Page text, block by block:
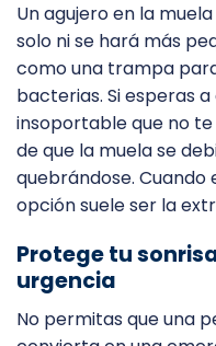
Un agujero en la
solo ni se hará más
como una trampa
bacterias. Si esperas
insoportable que no
de que la muela se
quebrándose. Cuando
opción suele ser la
Protege tu
urgencia
No permitas que una